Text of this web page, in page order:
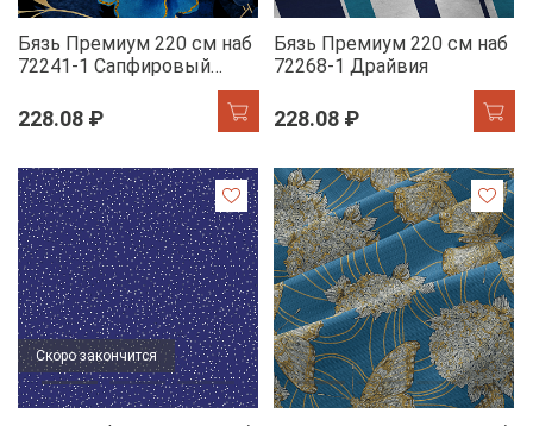
Бязь Премиум 220 см наб
72241-1 Сапфировый
228.08 ₽
Бязь Премиум 220 см наб
72268-1 Драйвия
228.08 ₽
Скоро закончится